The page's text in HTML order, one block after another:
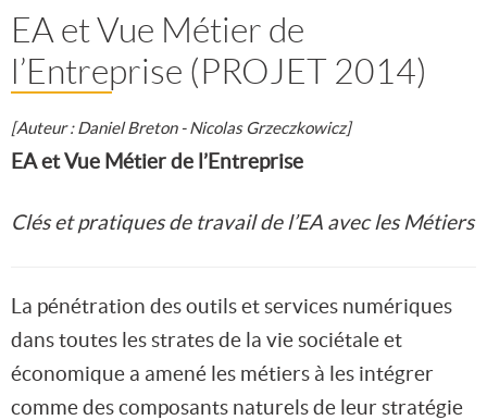
EA et Vue Métier de
l’Entreprise (PROJET 2014)
[Auteur : Daniel Breton - Nicolas Grzeczkowicz]
EA et Vue Métier de l’Entreprise
Clés et pratiques de travail de l’EA avec les Métiers
La pénétration des outils et services numériques
dans toutes les strates de la vie sociétale et
économique a amené les métiers à les intégrer
comme des composants naturels de leur stratégie